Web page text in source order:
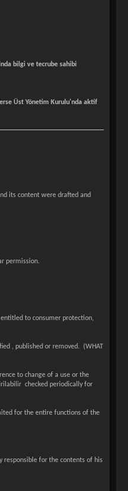
bilgi ve tecrube sahibi
Üst Yönetim Kurulu'nda aktif
its content were drafted and
permission.
to consumer protection,
, published or removed. (WHAT
to change of a use or the
checked periodically for
for the entire functions of the
responsible for the contents of his